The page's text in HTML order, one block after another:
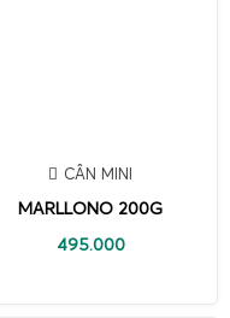
CÂN MINI
MARLLONO 200G
495.000